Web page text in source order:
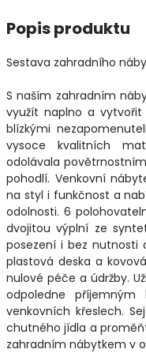
Popis produktu
Sestava zahradního
S naším zahradním
využít naplno a
blízkými
vysoce kvalitních
odolávala
pohodlí. Venkovní
na styl i funkčnost a
odolnosti. 6
dvojitou výplní ze
posezení i bez nutnosti
plastová deska a
nulové péče a údržby.
odpoledne příjemným
venkovních křeslech.
chutného jídla a
zahradním nábytkem v